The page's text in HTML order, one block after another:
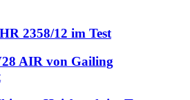
2358/12 im Test
AIR von Gailing